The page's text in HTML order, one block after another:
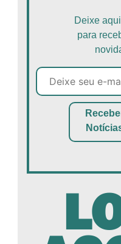
Deixe
para